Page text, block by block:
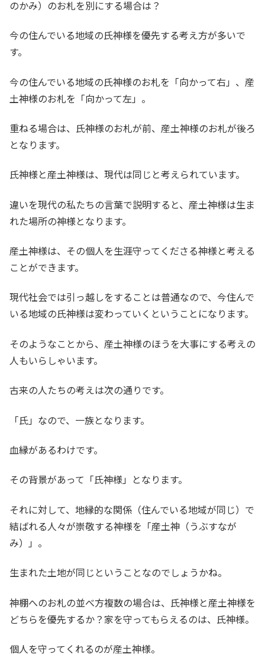
のかみ）のお札を別にする場合は？
今の住んでいる地域の氏神様を優先する考え方が多いで
す。
今の住んでいる地域の氏神様のお札を「向かって右」、産
土神様のお札を「向かって左」。
重ねる場合は、氏神様のお札が前、産土神様のお札が後ろ
となります。
氏神様と産土神様は、現代は同じと考えられています。
違いを現代の私たちの言葉で説明すると、産土神様は生ま
れた場所の神様となります。
産土神様は、その個人を生涯守ってくださる神様と考える
ことができます。
現代社会では引っ越しをすることは普通なので、今住んで
いる地域の氏神様は変わっていくということになります。
そのようなことから、産土神様のほうを大事にする考えの
人もいらしゃいます。
古来の人たちの考えは次の通りです。
「氏」なので、一族となります。
血縁があるわけです。
その背景があって「氏神様」となります。
それに対して、地縁的な関係（住んでいる地域が同じ）で
結ばれる人々が崇敬する神様を「産土神（うぶすなが
み）」。
生まれた土地が同じということなのでしょうかね。
神棚へのお札の並べ方複数の場合は、氏神様と産土神様を
どちらを優先するか？家を守ってもらえるのは、氏神様。
個人を守ってくれるのが産土神様。